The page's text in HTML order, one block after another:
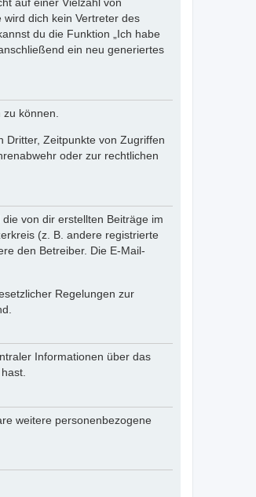
auf einer Vielzahl von
dich kein Vertreter des
du die Funktion „Ich habe
ein neu generiertes
können.
Dritter, Zeitpunkte von Zugriffen
oder zur rechtlichen
von dir erstellten Beiträge im
(z. B. andere registrierte
den Betreiber. Die E-Mail-
Regelungen zur
Informationen über das
weitere personenbezogene